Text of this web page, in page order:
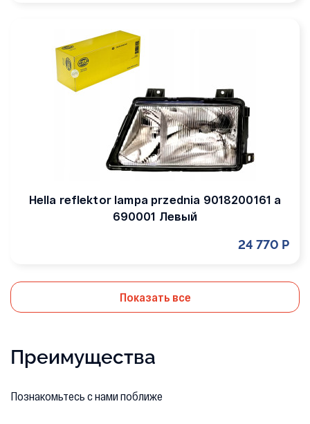
Hella reflektor lampa przednia 9018200161 a
690001 Левый
24 770 Р
Показать все
Преимущества
Познакомьтесь с нами поближе